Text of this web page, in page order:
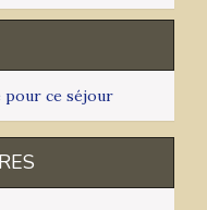
pour ce séjour